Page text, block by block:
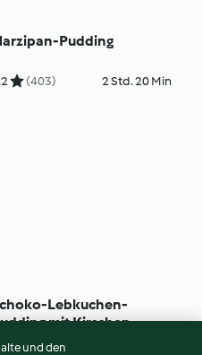
Pudding
(403) 2 Std. 20 Min
Lebkuchen-
mit Kirschen
(119)
und den